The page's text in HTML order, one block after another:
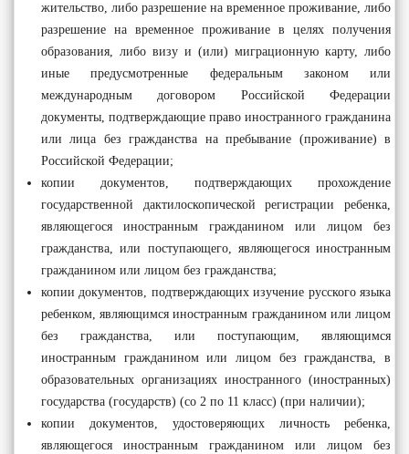
жительство, либо разрешение на временное проживание, либо
разрешение на временное проживание в целях получения
образования, либо визу и (или) миграционную карту, либо
иные предусмотренные федеральным законом или
международным договором Российской Федерации
документы, подтверждающие право иностранного гражданина
или лица без гражданства на пребывание (проживание) в
Российской Федерации;
копии документов, подтверждающих прохождение
государственной дактилоскопической регистрации ребенка,
являющегося иностранным гражданином или лицом без
гражданства, или поступающего, являющегося иностранным
гражданином или лицом без гражданства;
копии документов, подтверждающих изучение русского языка
ребенком, являющимся иностранным гражданином или лицом
без гражданства, или поступающим, являющимся
иностранным гражданином или лицом без гражданства, в
образовательных организациях иностранного (иностранных)
государства (государств) (со 2 по 11 класс) (при наличии);
копии документов, удостоверяющих личность ребенка,
являющегося иностранным гражданином или лицом без